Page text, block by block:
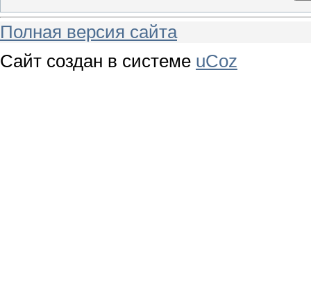
Полная версия сайта
Сайт создан в системе uCoz